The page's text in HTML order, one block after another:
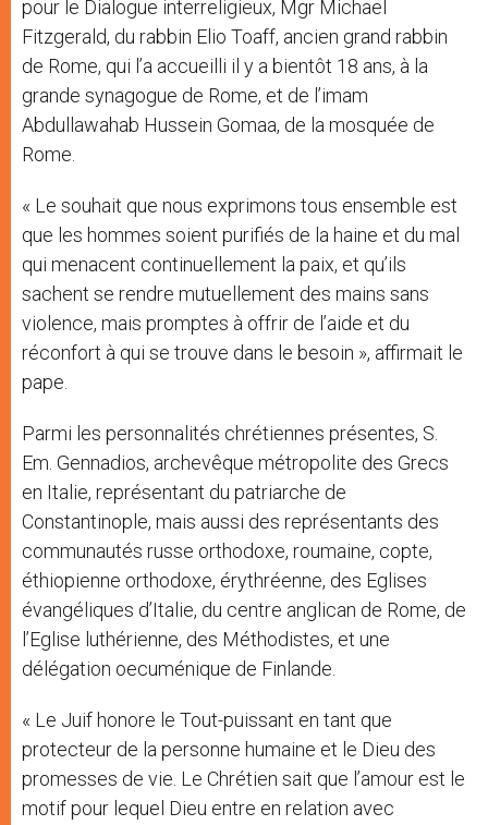
pour le Dialogue interreligieux, Mgr Michael
Fitzgerald, du rabbin Elio Toaff, ancien grand rabbin
de Rome, qui l’a accueilli il y a bientôt 18 ans, à la
grande synagogue de Rome, et de l’imam
Abdullawahab Hussein Gomaa, de la mosquée de
Rome.
« Le souhait que nous exprimons tous ensemble est
que les hommes soient purifiés de la haine et du mal
qui menacent continuellement la paix, et qu’ils
sachent se rendre mutuellement des mains sans
violence, mais promptes à offrir de l’aide et du
réconfort à qui se trouve dans le besoin », affirmait le
pape.
Parmi les personnalités chrétiennes présentes, S.
Em. Gennadios, archevêque métropolite des Grecs
en Italie, représentant du patriarche de
Constantinople, mais aussi des représentants des
communautés russe orthodoxe, roumaine, copte,
éthiopienne orthodoxe, érythréenne, des Eglises
évangéliques d’Italie, du centre anglican de Rome, de
l’Eglise luthérienne, des Méthodistes, et une
délégation oecuménique de Finlande.
« Le Juif honore le Tout-puissant en tant que
protecteur de la personne humaine et le Dieu des
promesses de vie. Le Chrétien sait que l’amour est le
motif pour lequel Dieu entre en relation avec